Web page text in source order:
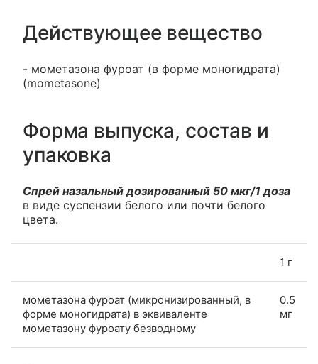
Действующее вещество
- мометазона фуроат (в форме моногидрата)
(mometasone)
Форма выпуска, состав и
упаковка
Спрей назальный дозированный 50 мкг/1 доза
в виде суспензии белого или почти белого
цвета.
1 г
мометазона фуроат (микронизированный, в
форме моногидрата) в эквиваленте
мометазону фуроату безводному
0.5
мг